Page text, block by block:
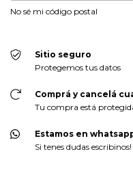
No sé mi código postal
Sitio seguro
Protegemos tus datos
Comprá y cancelá
Tu compra está
Estamos en
Si tenes dudas escribinos!